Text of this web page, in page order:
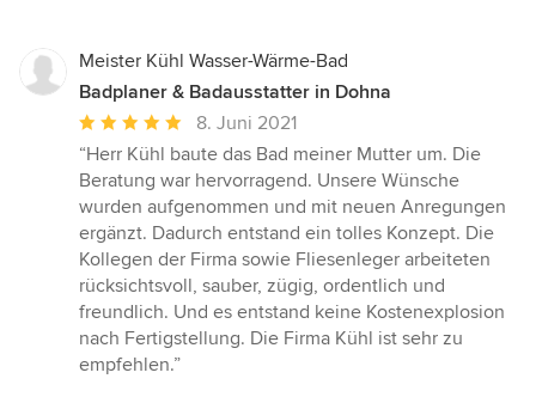
Meister Kühl Wasser-Wärme-Bad
Badplaner & Badausstatter in Dohna
Durchschnittliche
Bewertung:
5
von
5
Sternen
8. Juni 2021
“Herr Kühl baute das Bad meiner Mutter um. Die
Beratung war hervorragend. Unsere Wünsche
wurden aufgenommen und mit neuen Anregungen
ergänzt. Dadurch entstand ein tolles Konzept. Die
Kollegen der Firma sowie Fliesenleger arbeiteten
rücksichtsvoll, sauber, zügig, ordentlich und
freundlich. Und es entstand keine Kostenexplosion
nach Fertigstellung. Die Firma Kühl ist sehr zu
empfehlen.”